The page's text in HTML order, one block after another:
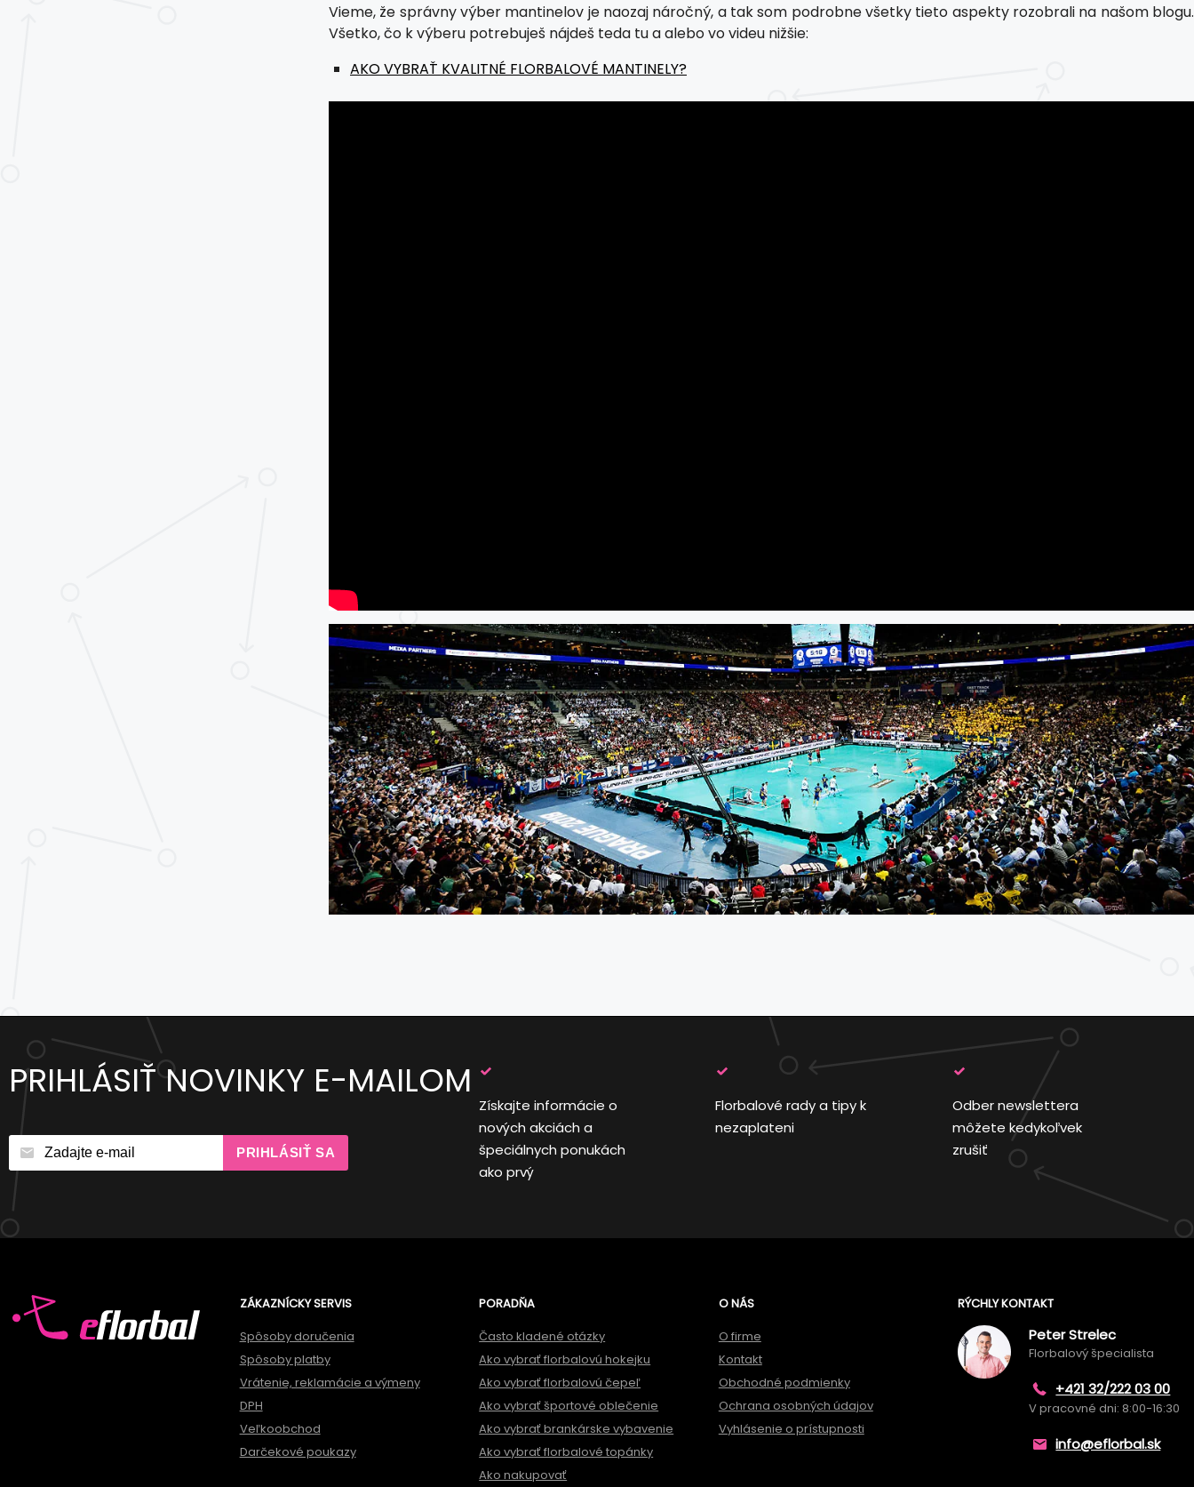
Vieme, že správny výber mantinelov je naozaj náročný, a tak som podrobne všetky tieto aspekty rozobrali na našom blogu.
Všetko, čo k výberu potrebuješ nájdeš teda tu a alebo vo videu nižšie:
AKO VYBRAŤ KVALITNÉ FLORBALOVÉ MANTINELY?
PRIHLÁSIŤ NOVINKY E-MAILOM
PRIHLÁSIŤ SA
Získajte informácie o
nových akciách a
špeciálnych ponukách
ako prvý
Florbalové rady a tipy k
nezaplateni
Odber newslettera
môžete kedykoľvek
zrušiť
ZÁKAZNÍCKY SERVIS
Spôsoby doručenia
Spôsoby platby
Vrátenie, reklamácie a výmeny
DPH
Veľkoobchod
Darčekové poukazy
PORADŇA
Často kladené otázky
Ako vybrať florbalovú hokejku
Ako vybrať florbalovú čepeľ
Ako vybrať športové oblečenie
Ako vybrať brankárske vybavenie
Ako vybrať florbalové topánky
Ako nakupovať
O NÁS
O firme
Kontakt
Obchodné podmienky
Ochrana osobných údajov
Vyhlásenie o prístupnosti
RÝCHLY KONTAKT
Peter Strelec
Florbalový špecialista
+421 32/222 03 00
V pracovné dni: 8:00-16:30
info@eflorbal.sk